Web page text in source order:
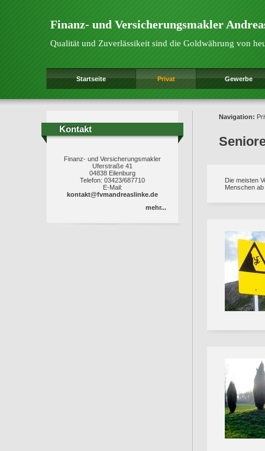
Finanz- und Versicherungsmakler
Qualität und Zuverlässikeit sind die Goldwährung von
Startseite Privat Gewerbe
Kontakt
Kontakt
Finanz- und Versicherungsmakler
Uferstraße 41
04838 Eilenburg
Telefon: 03423/687710
E-Mail:
kontakt@fvmandreaslinke.de
mehr...
Navigation:
Die meisten
Menschen